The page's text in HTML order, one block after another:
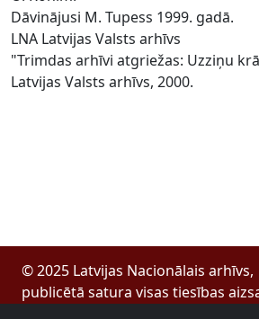
Dāvinājusi M. Tupess 1999. gadā.
LNA Latvijas Valsts arhīvs
"Trimdas arhīvi atgriežas: Uzziņu
Latvijas Valsts arhīvs, 2000.
© 2025 Latvijas Nacionālais arhīvs,
publicētā satura visas tiesības